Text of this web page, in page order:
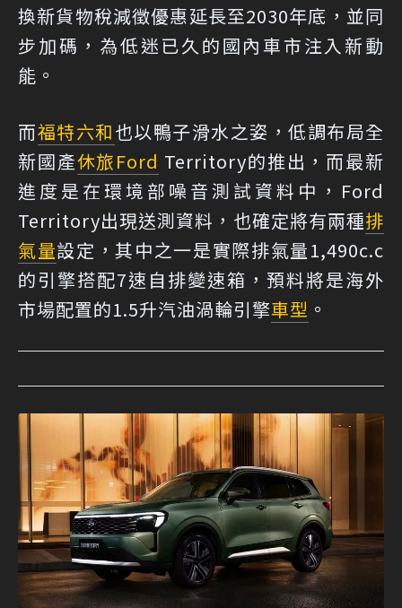
換新貨物稅減徵優惠延長至2030年底，並同
步加碼，為低迷已久的國內車市注入新動
能。
而福特六和也以鴨子滑水之姿，低調布局全
新國產休旅Ford Territory的推出，而最新
進度是在環境部噪音測試資料中，Ford
Territory出現送測資料，也確定將有兩種排
氣量設定，其中之一是實際排氣量1,490c.c
的引擎搭配7速自排變速箱，預料將是海外
市場配置的1.5升汽油渦輪引擎車型 。